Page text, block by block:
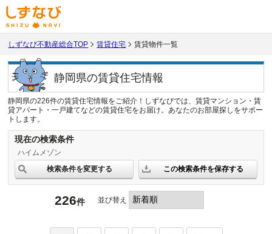
しずなび不動産総合TOP 賃貸住宅 賃貸物件一覧
静岡県の賃貸住宅情報
静岡県の226件の賃貸住宅情報をご紹介！しずなびでは、賃貸マンション・賃
貸アパート・一戸建てなどの賃貸住宅をお届け。あなたのお部屋探しをサポー
トします。
現在の検索条件
ハイムメゾン
検索条件を変更する
この検索条件を保存する
226件 並び替え